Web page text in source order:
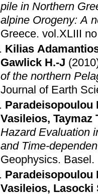
pile in Northern
alpine Orogeny: A
Greece.
Kilias
Gawlick H.-J
of the northern
Journal of Earth
Paradeisopoulou
Vasileios, Taymaz
Hazard Evaluation
and Time-
Geophysics. Basel .
Paradeisopoulou
Vasileios, Lasocki